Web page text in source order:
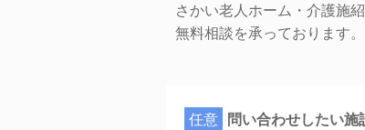
さかい老人ホーム・介護施
無料相談を承っております
任意 問い合わせしたい施